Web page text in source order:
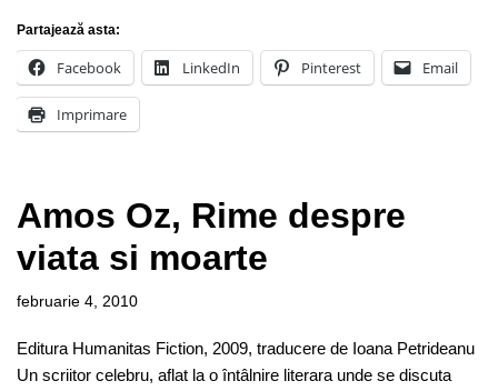
Partajează asta:
Facebook LinkedIn Pinterest Email
Imprimare
Amos Oz, Rime despre
viata si moarte
februarie 4, 2010
Editura Humanitas Fiction, 2009, traducere de Ioana Petrideanu
Un scriitor celebru, aflat la o întâlnire literara unde se discuta